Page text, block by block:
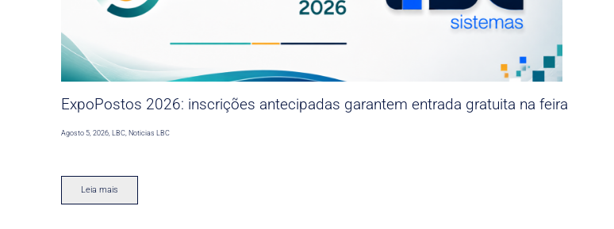
ExpoPostos 2026: inscrições antecipadas garantem entrada gratuita na feira
Agosto 5, 2026 ,LBC Noticias LBC
Leia mais